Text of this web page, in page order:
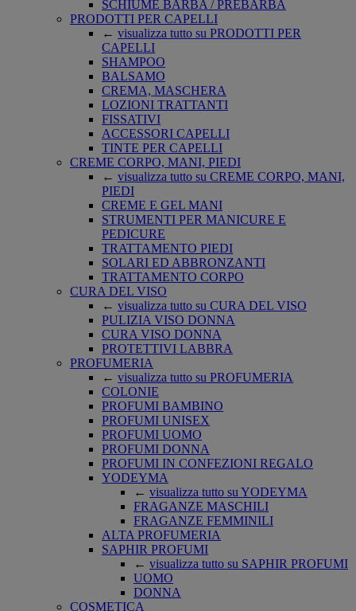
SCHIUME BARBA / PREBARBA
PRODOTTI PER CAPELLI
← visualizza tutto su PRODOTTI PER
CAPELLI
SHAMPOO
BALSAMO
CREMA, MASCHERA
LOZIONI TRATTANTI
FISSATIVI
ACCESSORI CAPELLI
TINTE PER CAPELLI
CREME CORPO, MANI, PIEDI
← visualizza tutto su CREME CORPO, MANI,
PIEDI
CREME E GEL MANI
STRUMENTI PER MANICURE E
PEDICURE
TRATTAMENTO PIEDI
SOLARI ED ABBRONZANTI
TRATTAMENTO CORPO
CURA DEL VISO
← visualizza tutto su CURA DEL VISO
PULIZIA VISO DONNA
CURA VISO DONNA
PROTETTIVI LABBRA
PROFUMERIA
← visualizza tutto su PROFUMERIA
COLONIE
PROFUMI BAMBINO
PROFUMI UNISEX
PROFUMI UOMO
PROFUMI DONNA
PROFUMI IN CONFEZIONI REGALO
YODEYMA
← visualizza tutto su YODEYMA
FRAGANZE MASCHILI
FRAGANZE FEMMINILI
ALTA PROFUMERIA
SAPHIR PROFUMI
← visualizza tutto su SAPHIR PROFUMI
UOMO
DONNA
COSMETICA